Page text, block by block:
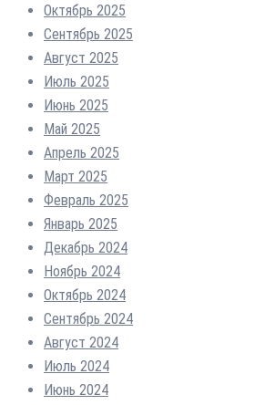
Октябрь 2025
Сентябрь 2025
Август 2025
Июль 2025
Июнь 2025
Май 2025
Апрель 2025
Март 2025
Февраль 2025
Январь 2025
Декабрь 2024
Ноябрь 2024
Октябрь 2024
Сентябрь 2024
Август 2024
Июль 2024
Июнь 2024